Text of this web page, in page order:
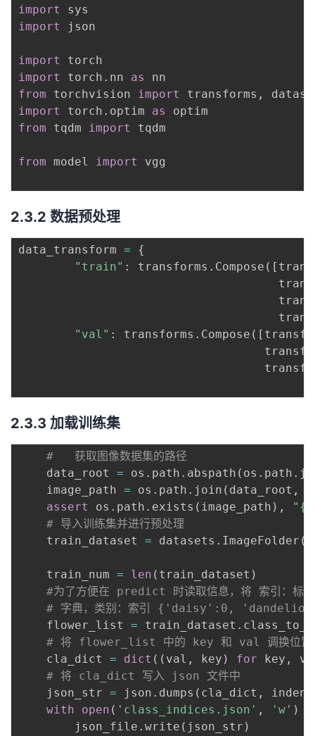
import
import
json
import
import
torch . nn as
from torchvision import transforms ,
import
torch . optim as
from tqdm import tqdm
from model import vgg
2.3.2 数据预处理
data_transform =
{
"train" : transforms . Compose ( [
"val" : transforms . Compose ( [
2.3.3 加载训练集
#   获取图像数据集的路径
   	data_root
= os . path . abspath ( os . path .
    image_path
= os . path . join ( data_root ,
assert
os . path . exists ( image_path ) ,
"{}
# 导入训练集并进行预处理
    train_dataset
= datasets . ImageFolder (
    train_num
= len ( train_dataset )
# 字典，类别：索引 {'daisy':0,
    flower_list
= train_dataset .
# 将 flower_list 中的 key 和 val 调换位置
    cla_dict
= dict ( ( val , key ) for key ,
# 将 cla_dict 写入 json 文件中
    json_str
= json . dumps ( cla_dict , indent
with
open ( 'class_indices.json' , 'w' )
        json_file
. write ( json_str )